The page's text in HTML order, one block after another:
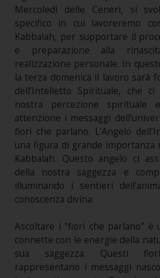
Mercoledì delle Ceneri, si
specifico in cui lavoreremo
Kabbalah, per supportare il
e preparazione alla
realizzazione personale. In
la terza domenica il lavoro sarà
dell’Intelletto Spirituale, che
nostra percezione spirituale
attenzione i messaggi
fiori che parlano. L'Angelo
una figura di grande importanza
Kabbalah. Questo angelo ci
della nostra saggezza e
illuminando i sentieri
conoscenza divina.
Ascoltare i "fiori che parlano" è
connette con le energie della
sua saggezza. Questi
rappresentano i messaggi